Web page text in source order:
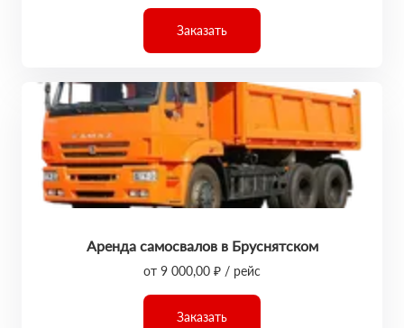
Заказать
Аренда самосвалов в Бруснятском
от 9 000,00 ₽ / рейс
Заказать